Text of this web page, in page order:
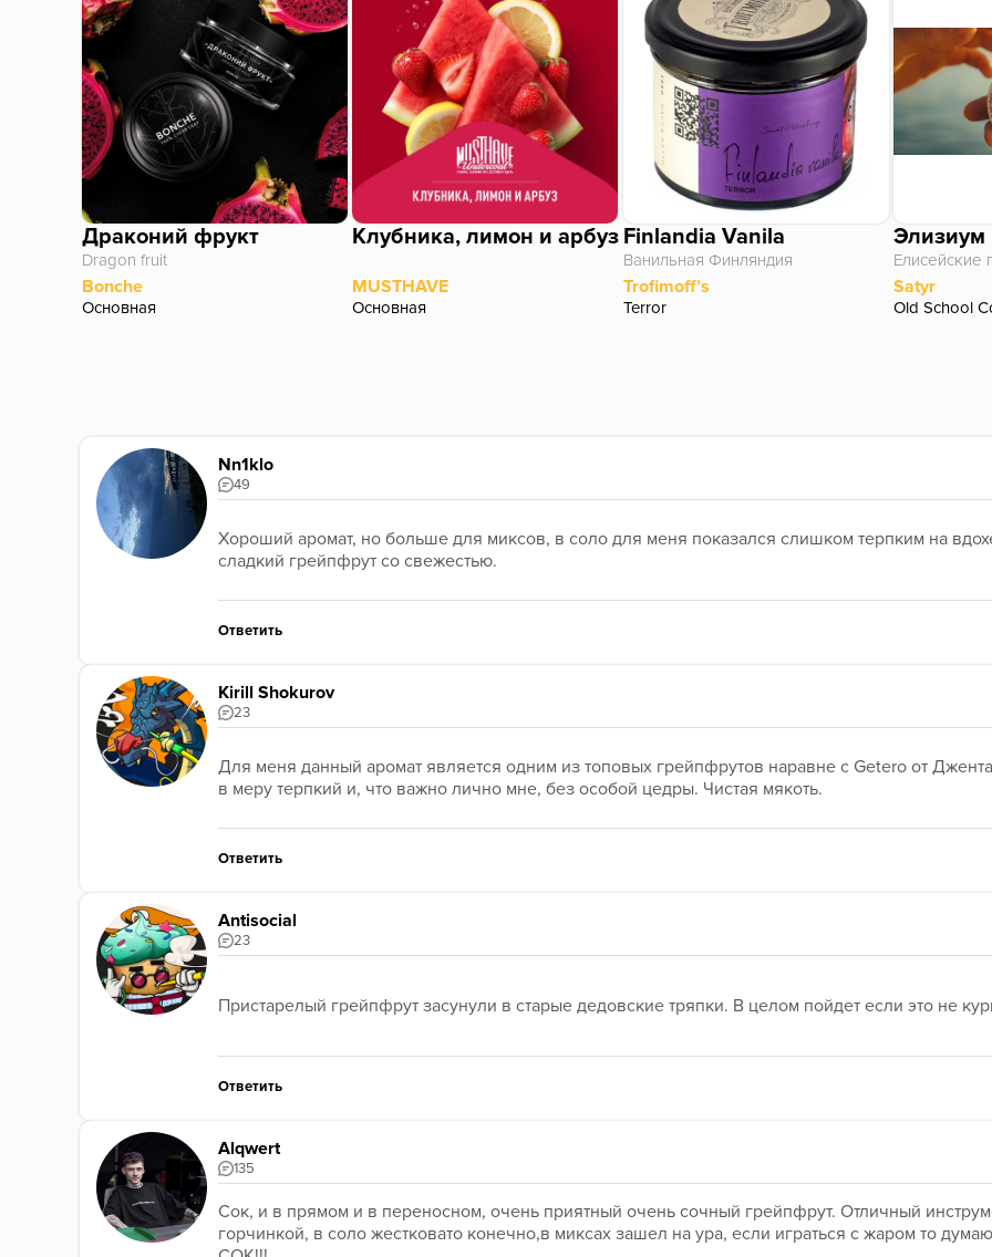
Драконий фрукт
Dragon fruit
Bonche
Основная
Клубника, лимон и арбуз
MUSTHAVE
Основная
Finlandia Vanila
Ванильная Финляндия
Trofimoff’s
Terror
Элизиум
Елисейские
Satyr
Old School
Nn1klo
49
Хороший аромат, но больше для миксов, в соло для меня показался слишком терпким на
сладкий грейпфрут со свежестью.
Ответить
Kirill Shokurov
23
Для меня данный аромат является одним из топовых грейпфрутов наравне с Getero от
в меру терпкий и, что важно лично мне, без особой цедры. Чистая мякоть.
Ответить
Antisocial
23
Пристарелый грейпфрут засунули в старые дедовские тряпки. В целом пойдет если это не
Ответить
Alqwert
135
Сок, и в прямом и в переносном, очень приятный очень сочный грейпфрут. Отличный
горчинкой, в соло жестковато конечно,в миксах зашел на ура, если играться с жаром то